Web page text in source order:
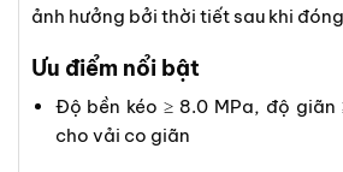
ảnh hưởng bởi thời tiết sau khi
Ưu điểm nổi bật
Độ bền kéo ≥ 8.0 MPa, độ
cho vải co giãn